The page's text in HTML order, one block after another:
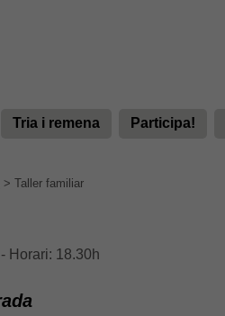
Tria i remena Participa!
> Taller familiar
Horari: 18.30h